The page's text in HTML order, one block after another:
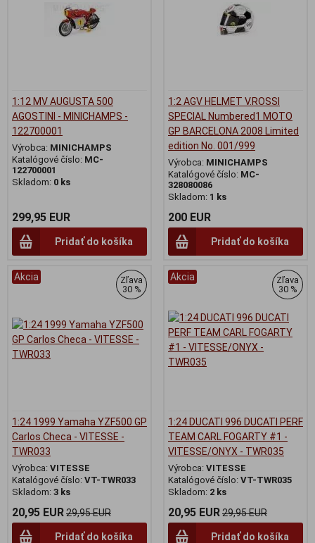
1:12 MV AUGUSTA 500
AGOSTINI - MINICHAMPS -
122700001
Výrobca: MINICHAMPS
Katalógové číslo: MC-
122700001
Skladom: 0 ks
299,95 EUR
Pridať do košíka
1:2 AGV HELMET V.ROSSI
SPECIAL Numbered1 MOTO
GP BARCELONA 2008 Limited
edition No. 001/999
Výrobca: MINICHAMPS
Katalógové číslo: MC-
328080086
Skladom: 1 ks
200 EUR
Pridať do košíka
Akcia
Zľava
30 %
1:24 1999 Yamaha YZF500 GP
Carlos Checa - VITESSE -
TWR033
Výrobca: VITESSE
Katalógové číslo: VT-TWR033
Skladom: 3 ks
20,95 EUR29,95 EUR
Pridať do košíka
Akcia
Zľava
30 %
1:24 DUCATI 996 DUCATI PERF
TEAM CARL FOGARTY #1 -
VITESSE/ONYX - TWR035
Výrobca: VITESSE
Katalógové číslo: VT-TWR035
Skladom: 2 ks
20,95 EUR29,95 EUR
Pridať do košíka